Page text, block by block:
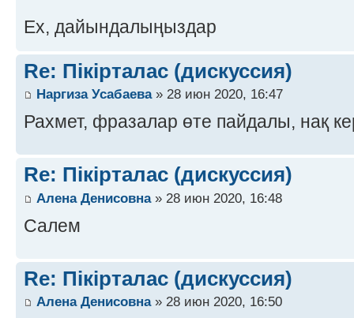
Ех, дайындалыңыздар
Re: Пікірталас (дискуссия)
Наргиза Усабаева» 28 июн 2020, 16:47
Рахмет, фразалар өте пайдалы, нақ
Re: Пікірталас (дискуссия)
Алена Денисовна» 28 июн 2020, 16:48
Салем
Re: Пікірталас (дискуссия)
Алена Денисовна» 28 июн 2020, 16:50